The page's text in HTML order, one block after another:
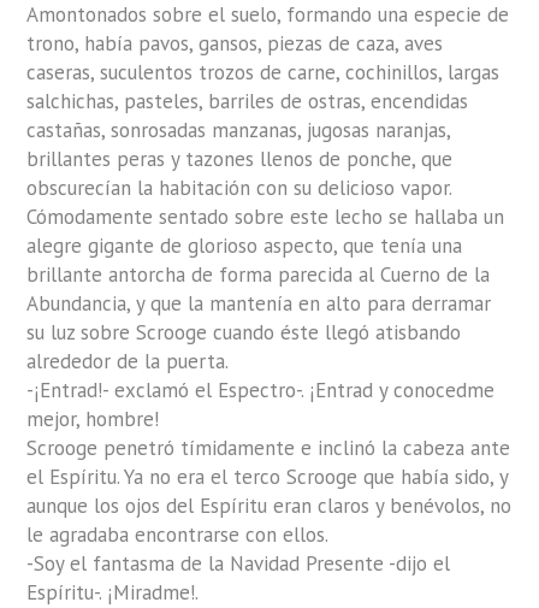
Amontonados sobre el suelo, formando una especie de
trono, había pavos, gansos, piezas de caza, aves
caseras, suculentos trozos de carne, cochinillos, largas
salchichas, pasteles, barriles de ostras, encendidas
castañas, sonrosadas manzanas, jugosas naranjas,
brillantes peras y tazones llenos de ponche, que
obscurecían la habitación con su delicioso vapor.
Cómodamente sentado sobre este lecho se hallaba un
alegre gigante de glorioso aspecto, que tenía una
brillante antorcha de forma parecida al Cuerno de la
Abundancia, y que la mantenía en alto para derramar
su luz sobre Scrooge cuando éste llegó atisbando
alrededor de la puerta.
-¡Entrad!- exclamó el Espectro-. ¡Entrad y conocedme
mejor, hombre!
Scrooge penetró tímidamente e inclinó la cabeza ante
el Espíritu. Ya no era el terco Scrooge que había sido, y
aunque los ojos del Espíritu eran claros y benévolos, no
le agradaba encontrarse con ellos.
-Soy el fantasma de la Navidad Presente -dijo el
Espíritu-. ¡Miradme!.